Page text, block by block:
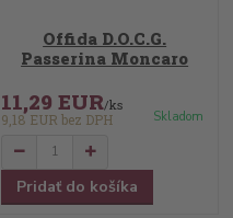
Offida D.O.C.G.
Passerina Moncaro
11,29 EUR/ks
9,18 EURbez DPH Skladom
Pridať do košíka